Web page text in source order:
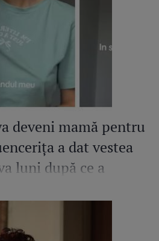
deveni mamă pentru
a dat vestea
luni după ce a